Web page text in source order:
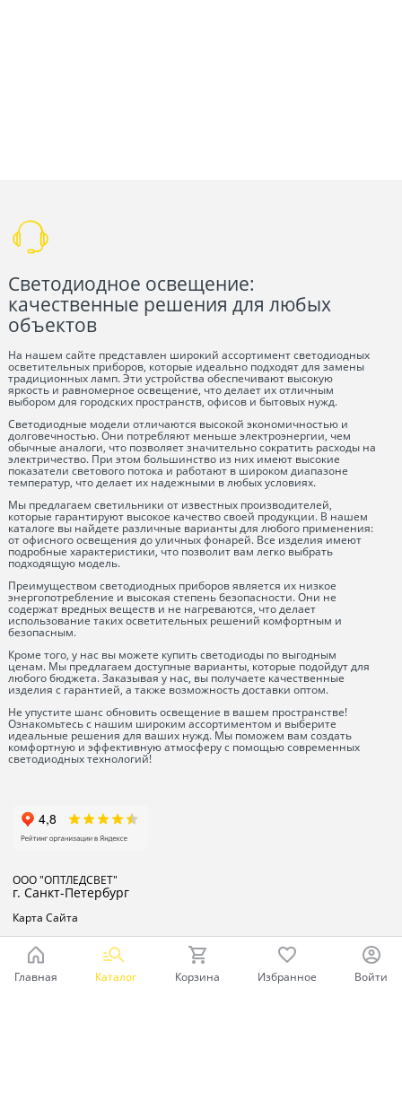
Светодиодное освещение:
качественные решения для любых
объектов
На нашем сайте представлен широкий ассортимент светодиодных
осветительных приборов, которые идеально подходят для замены
традиционных ламп. Эти устройства обеспечивают высокую
яркость и равномерное освещение, что делает их отличным
выбором для городских пространств, офисов и бытовых нужд.
Светодиодные модели отличаются высокой экономичностью и
долговечностью. Они потребляют меньше электроэнергии, чем
обычные аналоги, что позволяет значительно сократить расходы на
электричество. При этом большинство из них имеют высокие
показатели светового потока и работают в широком диапазоне
температур, что делает их надежными в любых условиях.
Мы предлагаем светильники от известных производителей,
которые гарантируют высокое качество своей продукции. В нашем
каталоге вы найдете различные варианты для любого применения:
от офисного освещения до уличных фонарей. Все изделия имеют
подробные характеристики, что позволит вам легко выбрать
подходящую модель.
Преимуществом светодиодных приборов является их низкое
энергопотребление и высокая степень безопасности. Они не
содержат вредных веществ и не нагреваются, что делает
использование таких осветительных решений комфортным и
безопасным.
Кроме того, у нас вы можете купить светодиоды по выгодным
ценам. Мы предлагаем доступные варианты, которые подойдут для
любого бюджета. Заказывая у нас, вы получаете качественные
изделия с гарантией, а также возможность доставки оптом.
Не упустите шанс обновить освещение в вашем пространстве!
Ознакомьтесь с нашим широким ассортиментом и выберите
идеальные решения для ваших нужд. Мы поможем вам создать
комфортную и эффективную атмосферу с помощью современных
светодиодных технологий!
ООО "ОПТЛЕДСВЕТ"
г. Санкт-Петербург
Карта Сайта
Главная Каталог Корзина Избранное Войти